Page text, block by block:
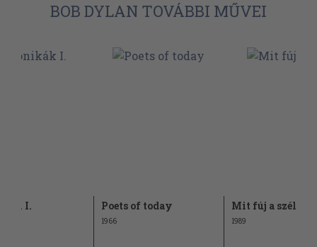
BOB DYLAN TOVÁBBI MŰVEI
I. Poets of today
1966
Mit fúj a szél
1989